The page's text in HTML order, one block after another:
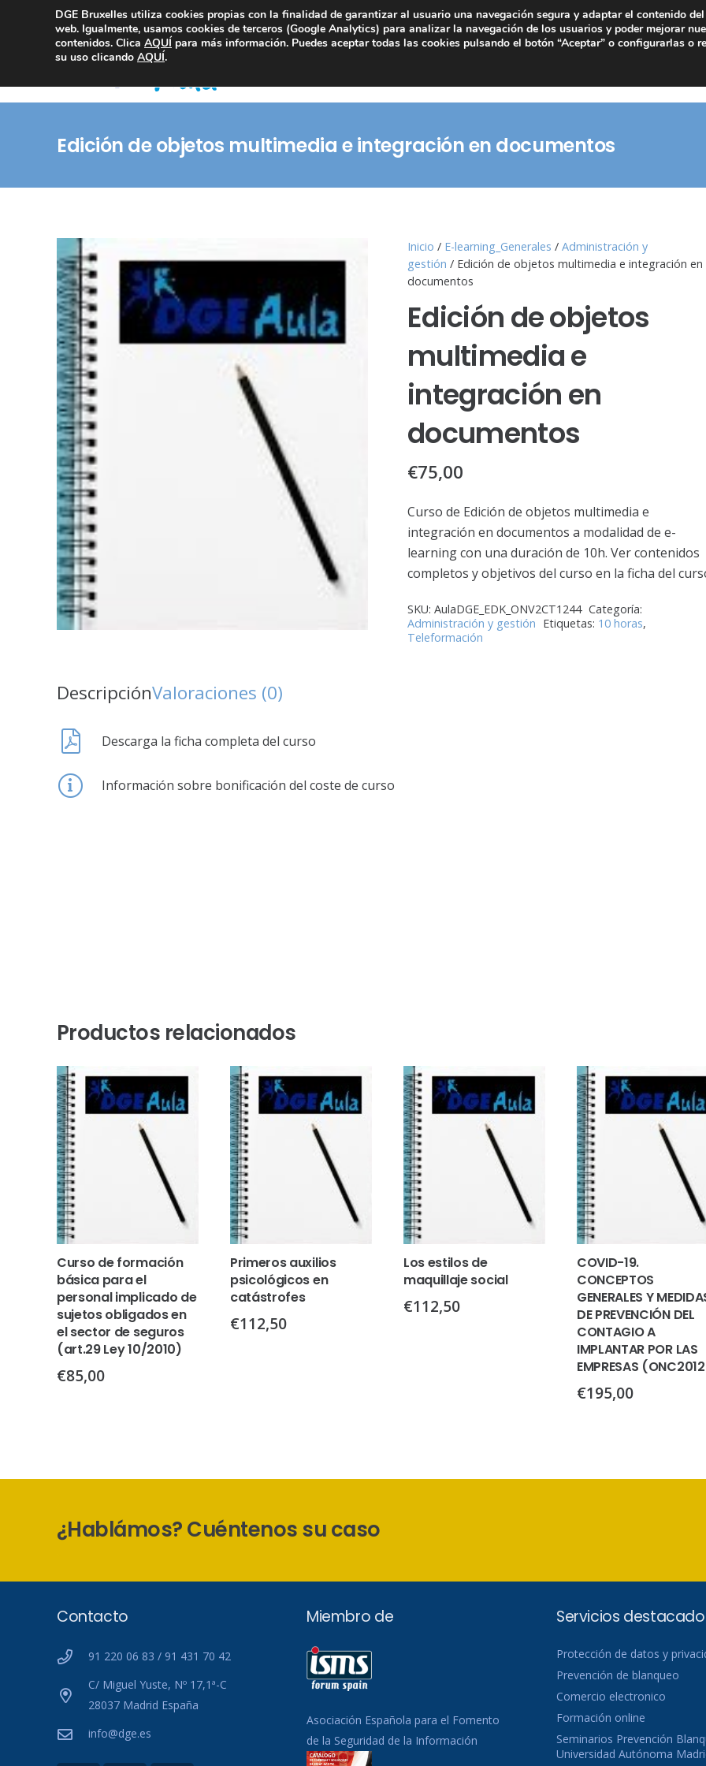
Consultoría Compliance
Edición de objetos multimedia e integración en documentos
Inicio / E-learning_Generales /Administración y
gestión / Edición de objetos multimedia e integración en
documentos
Edición de objetos
multimedia e
integración en
documentos
€75,00
Curso de Edición de objetos multimedia e
integración en documentos a modalidad de e-
learning con una duración de 10h. Ver contenidos
completos y objetivos del curso en la ficha del
SKU:AulaDGE_EDK_ONV2CT1244 Categoría:
Administración y gestión Etiquetas: 10 horas,
Teleformación
DescripciónValoraciones (0)
Descarga la ficha completa del curso
Información sobre bonificación del coste de curso
Productos relacionados
Curso de formación
básica para el
personal implicado de
sujetos obligados en
el sector de seguros
(art.29 Ley 10/2010)
€85,00
Primeros auxilios
psicológicos en
catástrofes
€112,50
Los estilos de
maquillaje social
€112,50
COVID-19.
CONCEPTOS
GENERALES Y
DE PREVENCIÓN DEL
CONTAGIO A
IMPLANTAR POR LAS
EMPRESAS
€195,00
¿Hablámos? Cuéntenos su caso
Contacto
91 220 06 83 / 91 431 70 42
C/ Miguel Yuste, Nº 17,1ª-C
28037 Madrid España
info@dge.es
Miembro de
Asociación Española para el Fomento
de la Seguridad de la Información
Servicios
Protección de datos y
Prevención de blanqueo
Comercio electronico
Formación online
Seminarios Prevención
Universidad Autónoma
DGE Bruxelles utiliza cookies propias con la finalidad de garantizar al usuario una navegación segura y adaptar el contenido
web. Igualmente, usamos cookies de terceros (Google Analytics) para analizar la navegación de los usuarios y poder mejorar
contenidos. Clica AQUÍ para más información. Puedes aceptar todas las cookies pulsando el botón “Aceptar” o configurarlas o
su uso clicando AQUÍ.